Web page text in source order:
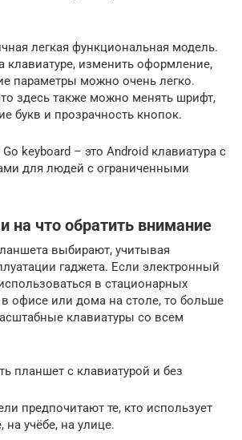
легкая функциональная модель.
клавиатуре, изменить оформление,
параметры можно очень легко.
здесь также можно менять шрифт,
букв и прозрачность кнопок.
keyboard – это Android клавиатура с
для людей с ограниченными
на что обратить внимание
выбирают, учитывая
гаджета. Если электронный
в стационарных
в офисе или дома на столе, то больше
клавиатуры со всем
планшет с клавиатурой и без
предпочитают те, кто использует
на учёбе, на улице.